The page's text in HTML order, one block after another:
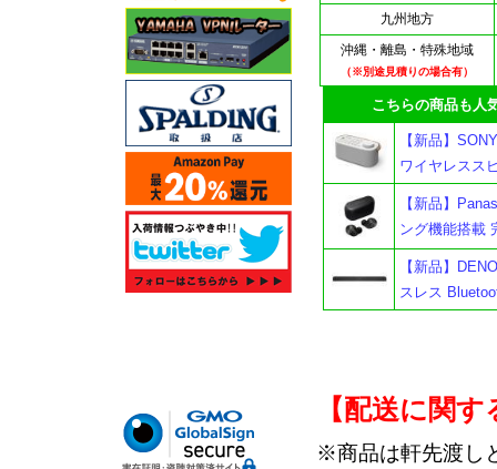
九州地方
沖縄・離島・特殊地域
（※別途見積りの場合有）
こちらの商品も人気
【新品】
ワイヤレスス
【新品】
ング機能搭載
【新品】
スレス
【配送に関
※商品は軒先渡し